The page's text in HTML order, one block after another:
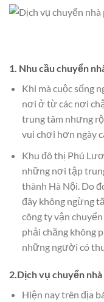
1. Nhu cầu chuyển
Khi mà cuộc sống
nơi ở từ các nơi
trung tâm nhưng
vui chơi hơn ngày
Khu đô thị Phú
những nơi tập
thành Hà Nội. Do
đây không ngừng
công ty vận
phải chăng không
những người có
2.Dịch vụ chuyển
Hiện nay trên địa